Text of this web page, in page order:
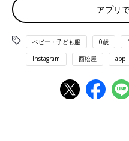
アプリ
ベビー・子ども服 0歳
Instagram 西松屋 app